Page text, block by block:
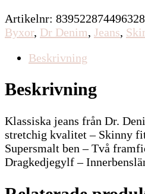
Artikelnr:
Byxor, Dr Denim, Jeans,
Beskrivning
Beskrivning
Klassiska jeans från Dr.
stretchig kvalitet – Skinny
Supersmalt ben – Två
Dragkedjegylf –